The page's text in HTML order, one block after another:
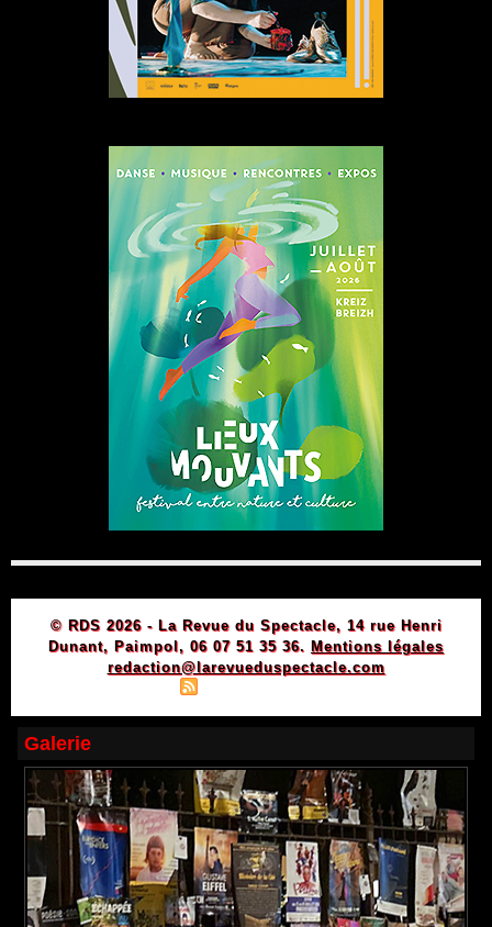
© RDS 2026 - La Revue du Spectacle, 14 rue Henri
Dunant, Paimpol, 06 07 51 35 36. Mentions légales
redaction@larevueduspectacle.com
Galerie